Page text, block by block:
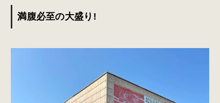
満腹必至の大盛り!